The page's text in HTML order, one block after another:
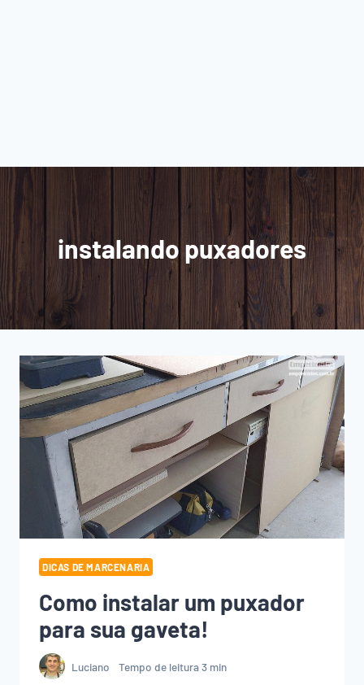
instalando puxadores
DICAS DE MARCENARIA
Como instalar um puxador
para sua gaveta!
Luciano Tempo de leitura3 min